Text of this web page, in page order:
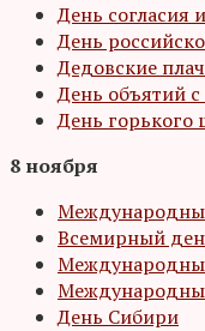
День согласия
День
Дедовские
День объятий
День горького
8 ноября
Всемирный
День Сибири